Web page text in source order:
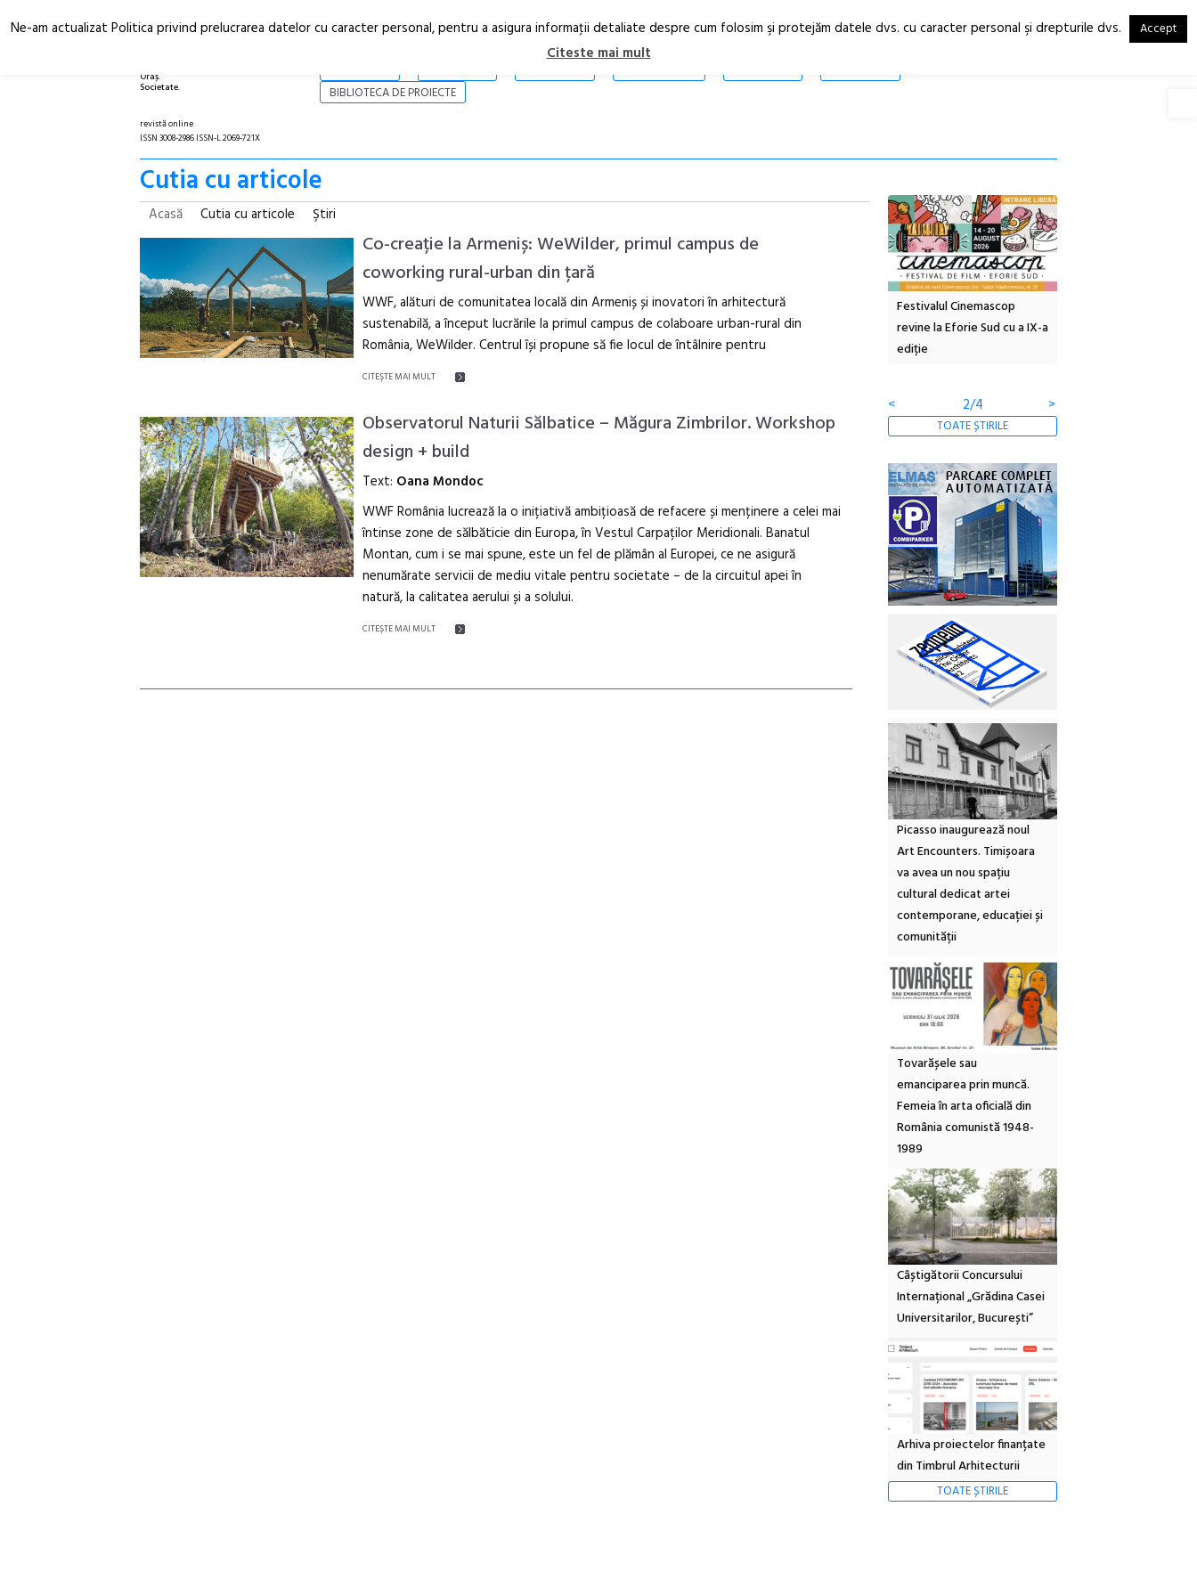
Oraș.
Societate.
RO
EN
BIBLIOTECA DE PROIECTE
revistă online
ISSN 3008-2986 ISSN-L 2069-721X
Cutia cu articole
Acasă Cutia cu articole Ştiri
Co-creație la Armeniș: WeWilder, primul campus de
coworking rural-urban din țară
WWF, alături de comunitatea locală din Armeniș și inovatori în arhitectură
sustenabilă, a început lucrările la primul campus de colaboare urban-rural din
România, WeWilder. Centrul își propune să fie locul de întâlnire pentru
CITEŞTE MAI MULT
Observatorul Naturii Sălbatice – Măgura Zimbrilor. Workshop
design + build
Text: Oana Mondoc
WWF România lucrează la o inițiativă ambițioasă de refacere și menținere a celei mai
întinse zone de sălbăticie din Europa, în Vestul Carpaților Meridionali. Banatul
Montan, cum i se mai spune, este un fel de plămân al Europei, ce ne asigură
nenumărate servicii de mediu vitale pentru societate – de la circuitul apei în
natură, la calitatea aerului și a solului.
CITEŞTE MAI MULT
Anuala de artă urbană
Artown NOW #5:
Gramatica libertății
Festivalul Cinemascop
revine la Eforie Sud cu a IX-a
ediție
<
2/4 >
TOATE ȘTIRILE
Picasso inaugurează noul
Art Encounters. Timișoara
va avea un nou spațiu
cultural dedicat artei
contemporane, educației și
comunității
Tovarășele sau
emanciparea prin muncă.
Femeia în arta oficială din
România comunistă 1948-
1989
Câștigătorii Concursului
Internațional „Grădina Casei
Universitarilor, București”
Arhiva proiectelor finanțate
din Timbrul Arhitecturii
TOATE ȘTIRILE
Ne-am actualizat Politica privind prelucrarea datelor cu caracter personal, pentru a asigura informaţii detaliate despre cum folosim şi protejăm datele dvs. cu caracter personal şi drepturile dvs. Accept
Citeste mai mult